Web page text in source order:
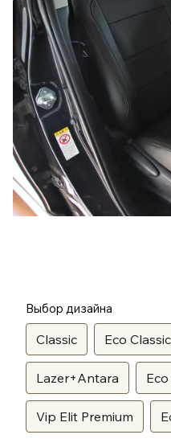
Выбор дизайна
Classic Eco Classic
Lazer+Antara
Vip Elit Premium